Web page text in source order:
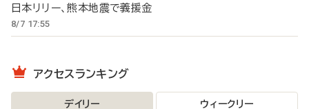
日本リリー、熊本地震で義援金
8/7 17:55
アクセスランキング
デイリー ウィークリー